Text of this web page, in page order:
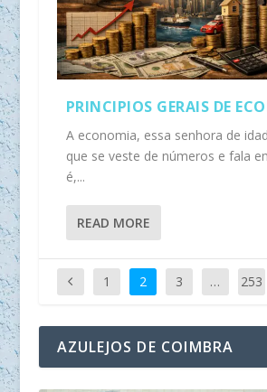
PRINCIPIOS GERAIS DE
A economia, essa senhora de
que se veste de números e fala
é,...
READ MORE
1 2 3 … 253
AZULEJOS DE COIMBRA